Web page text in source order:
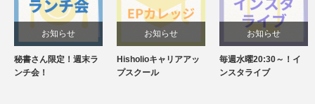
お知らせ
秘書さん限定！週末ラ
ンチ会！
お知らせ
Hisholioキャリアアッ
プスクール
お知らせ
毎週水曜20:30～！イ
ンスタライブ